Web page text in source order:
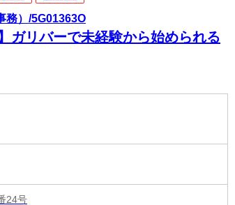
務）/5G01363O
ガリバーで未経験から始められる
24号